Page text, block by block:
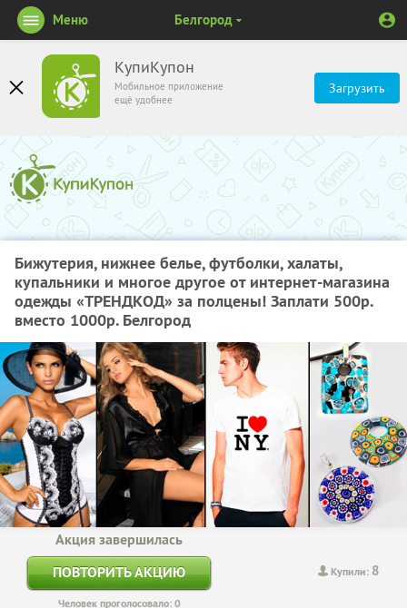
КупиКупон
Мобильное приложение
ещё удобнее
Загрузить
Меню Белгород
Бижутерия, нижнее белье, футболки, халаты,
купальники и многое другое от интернет-магазина
одежды «ТРЕНДКОД» за полцены! Заплати 500р.
вместо 1000р. Белгород
Купили: 8
Акция завершилась
ПОВТОРИТЬ АКЦИЮ
Человек проголосовало: 0